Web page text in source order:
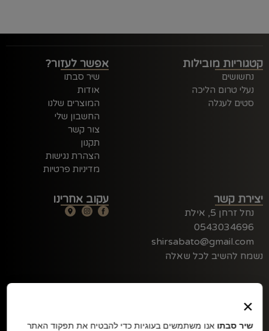
יצירת קשר
נחל זרחן 5, אילת
0543034696
shirsabato@gmail.com
נשמח להשיב לכל שאלה
אפשר לעזור?
שיר סבתו
אודות
המוצרים שלנו
החשבון שלי
צור קשר
תקנון
הצהרת נגישות
מדיניות פרטיות
קטגוריות מובילות
נחשושים
נעלי טרום הליכה
סטים לעגלה
עקוב אחרינו
×
שיר סבתו אנו משתמשים בעוגיות כדי להבטיח את תפקוד האתר